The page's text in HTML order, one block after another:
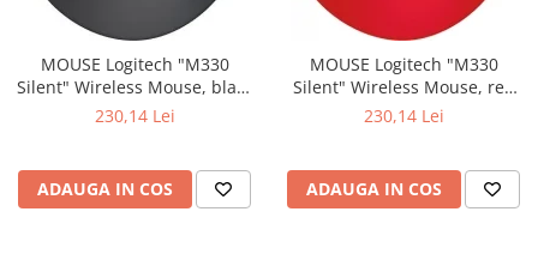
MOUSE Logitech "M330
Silent" Wireless Mouse, black
"910-004909" (include timbru230,14 Lei
ADAUGA IN COS
MOUSE Logitech "M330
Silent" Wireless Mouse, red
"910-004911" (include timbru230,14 Lei
ADAUGA IN COS